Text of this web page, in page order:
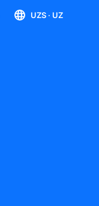
UZS · UZ